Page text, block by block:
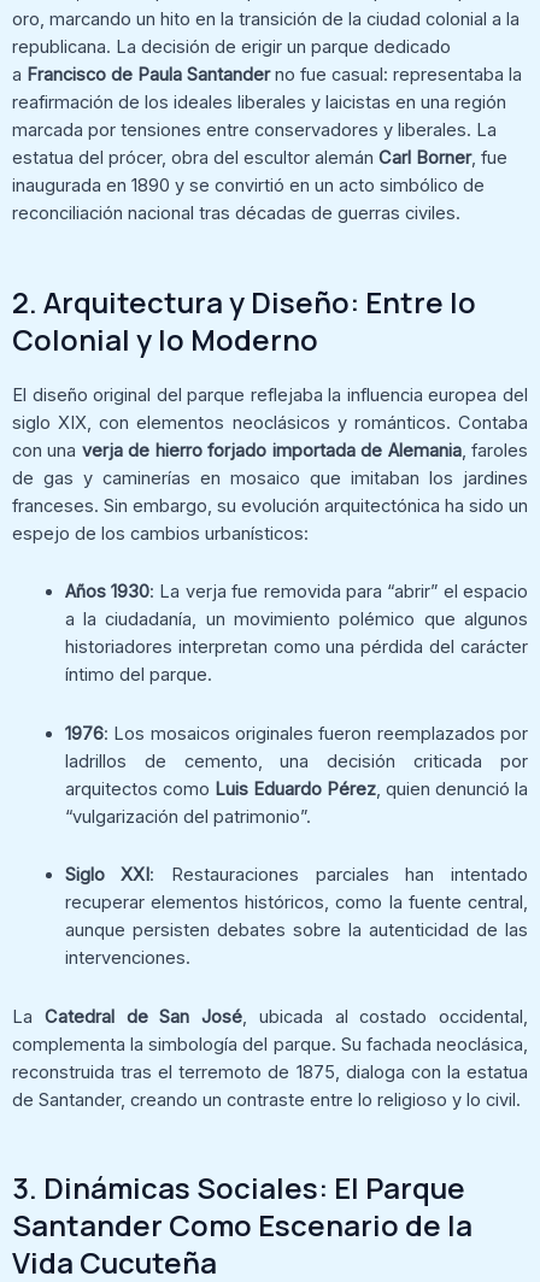
oro, marcando un hito en la transición de la ciudad colonial a la
republicana. La decisión de erigir un parque dedicado
a Francisco de Paula Santanderno fue casual: representaba la
reafirmación de los ideales liberales y laicistas en una región
marcada por tensiones entre conservadores y liberales. La
estatua del prócer, obra del escultor alemán Carl Borner, fue
inaugurada en 1890 y se convirtió en un acto simbólico de
reconciliación nacional tras décadas de guerras civiles.
2. Arquitectura y Diseño: Entre lo
Colonial y lo Moderno
El diseño original del parque reflejaba la influencia europea del
siglo XIX, con elementos neoclásicos y románticos. Contaba
con una verja de hierro forjado importada de Alemania, faroles
de gas y caminerías en mosaico que imitaban los jardines
franceses. Sin embargo, su evolución arquitectónica ha sido un
espejo de los cambios urbanísticos:
Años 1930: La verja fue removida para “abrir” el espacio
a la ciudadanía, un movimiento polémico que algunos
historiadores interpretan como una pérdida del carácter
íntimo del parque.
1976: Los mosaicos originales fueron reemplazados por
ladrillos de cemento, una decisión criticada por
arquitectos como Luis Eduardo Pérez, quien denunció la
“vulgarización del patrimonio”.
Siglo XXI: Restauraciones parciales han intentado
recuperar elementos históricos, como la fuente central,
aunque persisten debates sobre la autenticidad de las
intervenciones.
La Catedral de San José, ubicada al costado occidental,
complementa la simbología del parque. Su fachada neoclásica,
reconstruida tras el terremoto de 1875, dialoga con la estatua
de Santander, creando un contraste entre lo religioso y lo civil.
3. Dinámicas Sociales: El Parque
Santander Como Escenario de la
Vida Cucuteña